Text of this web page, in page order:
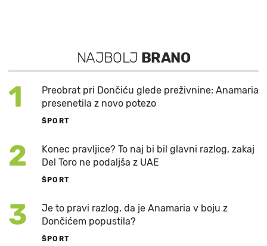
NAJBOLJ BRANO
1
Preobrat pri Dončiću glede preživnine: Anamaria
presenetila z novo potezo
ŠPORT
2
Konec pravljice? To naj bi bil glavni razlog, zakaj
Del Toro ne podaljša z UAE
ŠPORT
3
Je to pravi razlog, da je Anamaria v boju z
Dončićem popustila?
ŠPORT